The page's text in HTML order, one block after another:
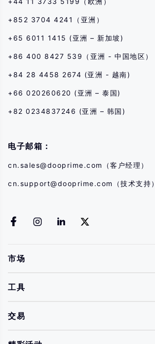
+852 3704 4241（亚洲）
+65 6011 1415 (亚洲 – 新加坡)
+86 400 8427 539（亚洲 - 中国地区）
+84 28 4458 2674 (亚洲 - 越南)
+66 020260620 (亚洲 – 泰国)
+82 0234837246 (亚洲 – 韩国)
电子邮箱：
cn.sales@dooprime.com （客户经理）
cn.support@dooprime.com （技术支持）
市场
工具
交易